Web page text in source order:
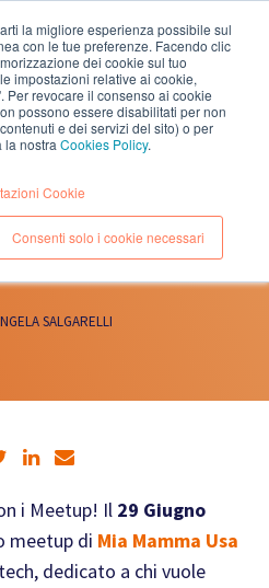
la migliore esperienza possibile sul
con le tue preferenze. Facendo clic
dei cookie sul tuo
impostazioni relative ai cookie,
Per revocare il consenso ai cookie
possono essere disabilitati per non
e dei servizi del sito) o per
la nostra Cookies Policy.
Cookie
Consenti solo i cookie necessari
EN IT
BLOODY
29 GIUGNO
SALGARELLI
i Meetup! Il 29 Giugno
meetup di Mia Mamma Usa
dedicato a chi vuole